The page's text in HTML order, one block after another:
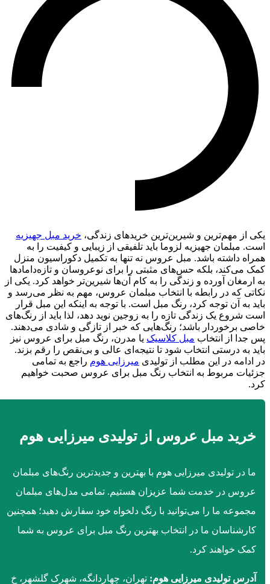
یکی از مهم‌ترین و شیرین‌ترین خریدهای زندگی، خرید مبل جهیزیه
است. مبلمان جهیزیه لزوما باید تلفیقی از زیبایی و کیفیت را به
همراه داشته باشد. مبل عروس نه تنها به تکمیل دکوراسیون منزل
کمک می‌کند، بلکه حس‌های مثبتی را برای نو‌عروسان و تازه‌دامادها
به ارمغان آورده و زندگی را به کام آن‌ها شیرین‌تر خواهد کرد. یکی از
نکاتی که در رابطه با انتخاب مبلمان عروس، مهم به نظر می‌رسد و
باید به آن توجه کرد، رنگ مبل است. با توجه به اینکه این مبل قرار
است شروع یک زندگی تازه را به زوجین نوید دهد، لذا باید از رنگ‌های
خاصی برخوردار باشد؛ رنگ‌هایی که خبر از تازگی و شادی می‌دهند.
پس جدا از انتخاب مبل کلاسیک یا مدرن، رنگ مبل برای عروس نیز
باید به درستی انتخاب شود تا نتیجه‌ای عالی و بی‌نقص را رقم بزند.
در ادامه در این مطلب از تولیدی میرزایی هوم راجع به تمامی
جزئیات مربوط به انتخاب رنگ مبل برای عروس صحبت خواهیم
کرد.
خرید مبل عروس از تولیدی میرزایی هوم
ما در تولیدی میرزایی هوم با بهترین و جدیدترین رنگ‌های مبلمان
عروس در خدمت شما عزیزان هستیم. تمامی مدل‌های مبلمان
مجموعه ما را می‌توانید با رنگ دلخواه خود سفارش دهید؛ همچنین
کارشناسان ما در انتخاب بهترین رنگ مبل برای عروس به شما
کمک خواهند کرد.
آدرس تولیدی میرزایی هوم: تهران، چهاردانگه، شهرک گلشهر، خ